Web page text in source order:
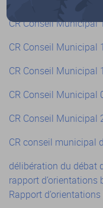
CR Conseil Municipal
CR Conseil Municipal
CR Conseil Municipal
CR Conseil Municipal
CR Conseil Municipal
CR conseil municipal
délibération du débat
rapport
Rapport